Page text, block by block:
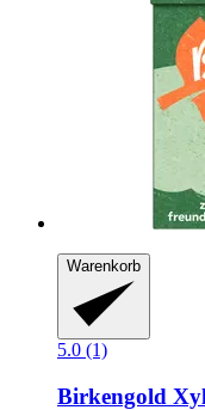
Warenkorb
5.0 (1)
Birkengold